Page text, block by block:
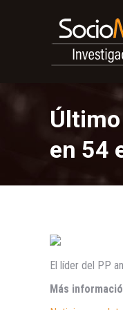
en 54
El líder del PP
Más